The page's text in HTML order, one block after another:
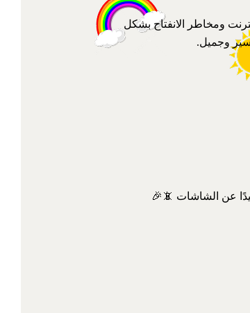
ومخاطر الانفتاح بشكل
وجميل.
عن الشاشات 📵🎉